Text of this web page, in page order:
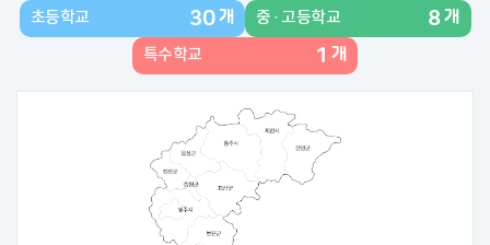
초등학교 30개 중 · 고등학교 8개
특수학교 1 개